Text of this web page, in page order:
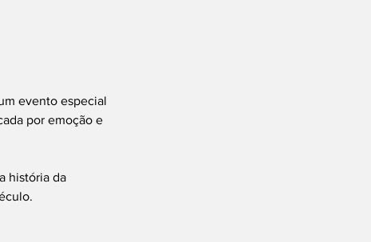
evento especial
por emoção e
história da